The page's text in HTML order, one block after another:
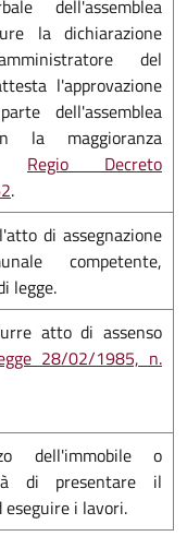
dell'assemblea
la dichiarazione
del
l'approvazione
dell'assemblea
la maggioranza
Regio Decreto
.
di assegnazione
competente,
legge.
atto di assenso
28/02/1985, n.
dell'immobile o
di presentare il
i lavori.